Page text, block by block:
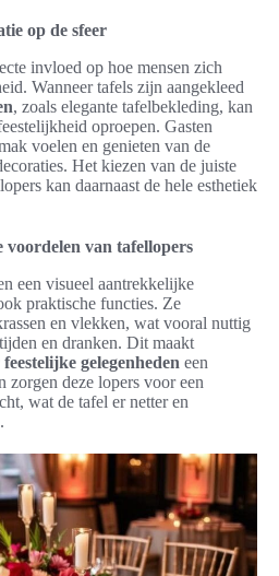
op de sfeer
invloed op hoe mensen zich
Wanneer tafels zijn aangekleed
, zoals elegante tafelbekleding, kan
oproepen. Gasten
voelen en genieten van de
Het kiezen van de juiste
kan daarnaast de hele esthetiek
voordelen van tafellopers
een visueel aantrekkelijke
praktische functies. Ze
en vlekken, wat vooral nuttig
en dranken. Dit maakt
gelegenheden een
zorgen deze lopers voor een
wat de tafel er netter en